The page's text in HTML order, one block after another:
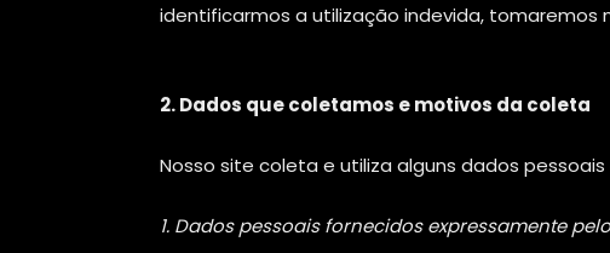
identificarmos a utilização indevida,
2. Dados que coletamos e motivos da coleta
Nosso site coleta e utiliza alguns dados
1. Dados pessoais fornecidos expressamente